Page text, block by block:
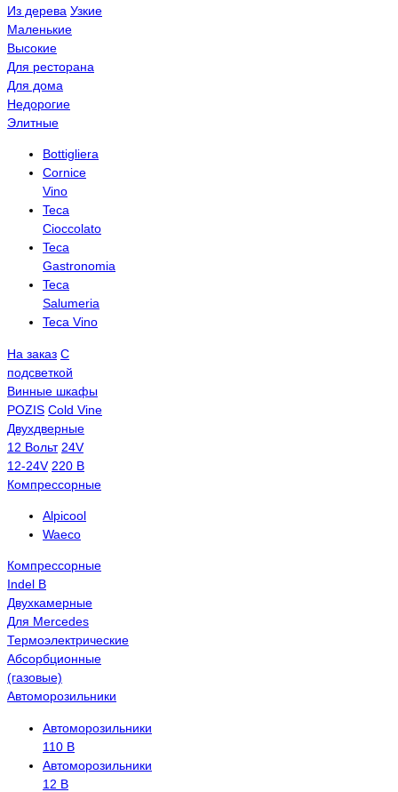
Из дерева Узкие
Маленькие
Высокие
Для ресторана
Для дома
Недорогие
Элитные
Bottigliera
Cornice
Vino
Teca
Cioccolato
Teca
Gastronomia
Teca
Salumeria
Teca Vino
На заказ С
подсветкой
Винные шкафы
POZIS Сold Vine
Двухдверные
12 Вольт 24V
12-24V 220 В
Компрессорные
Alpicool
Waeco
Компрессорные
Indel B
Двухкамерные
Для Mercedes
Термоэлектрические
Абсорбционные
(газовые)
Автоморозильники
Автоморозильники
110 В
Автоморозильники
12 В